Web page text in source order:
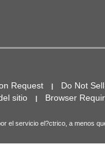
Request Do Not
sitio Browser
el servicio el?ctrico, a menos